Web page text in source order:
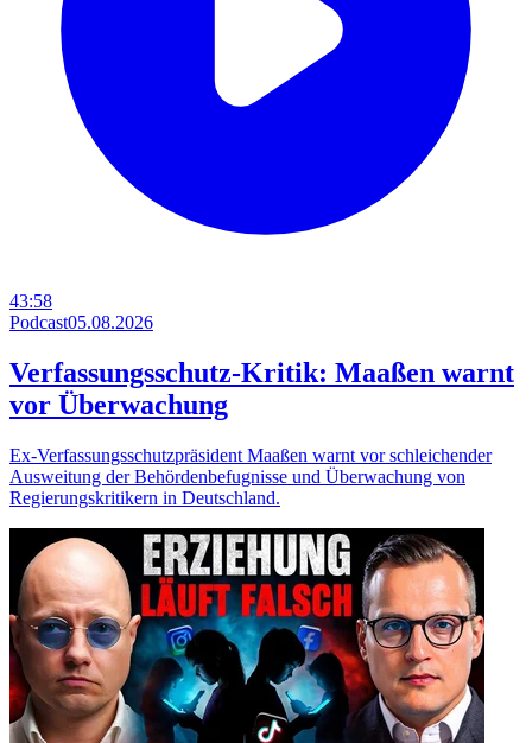
43:58
Podcast05.08.2026
Verfassungsschutz-Kritik: Maaßen warnt
vor Überwachung
Ex-Verfassungsschutzpräsident Maaßen warnt vor schleichender
Ausweitung der Behördenbefugnisse und Überwachung von
Regierungskritikern in Deutschland.